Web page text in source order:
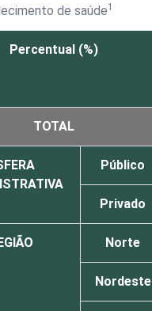
de saúde1
Percentual (%)
TOTAL
Público
Privado
Norte
Nordeste